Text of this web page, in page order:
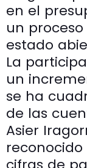
en el
un
estado
La
un
se ha
de las
Asier